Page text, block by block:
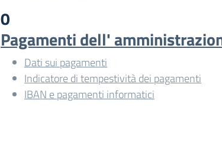
0
Pagamenti dell'
Dati sui pagamenti
Indicatore di tempestività dei pagamenti
IBAN e pagamenti informatici